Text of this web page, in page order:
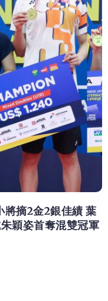
將摘2金2銀佳績 葉
穎姿首奪混雙冠軍